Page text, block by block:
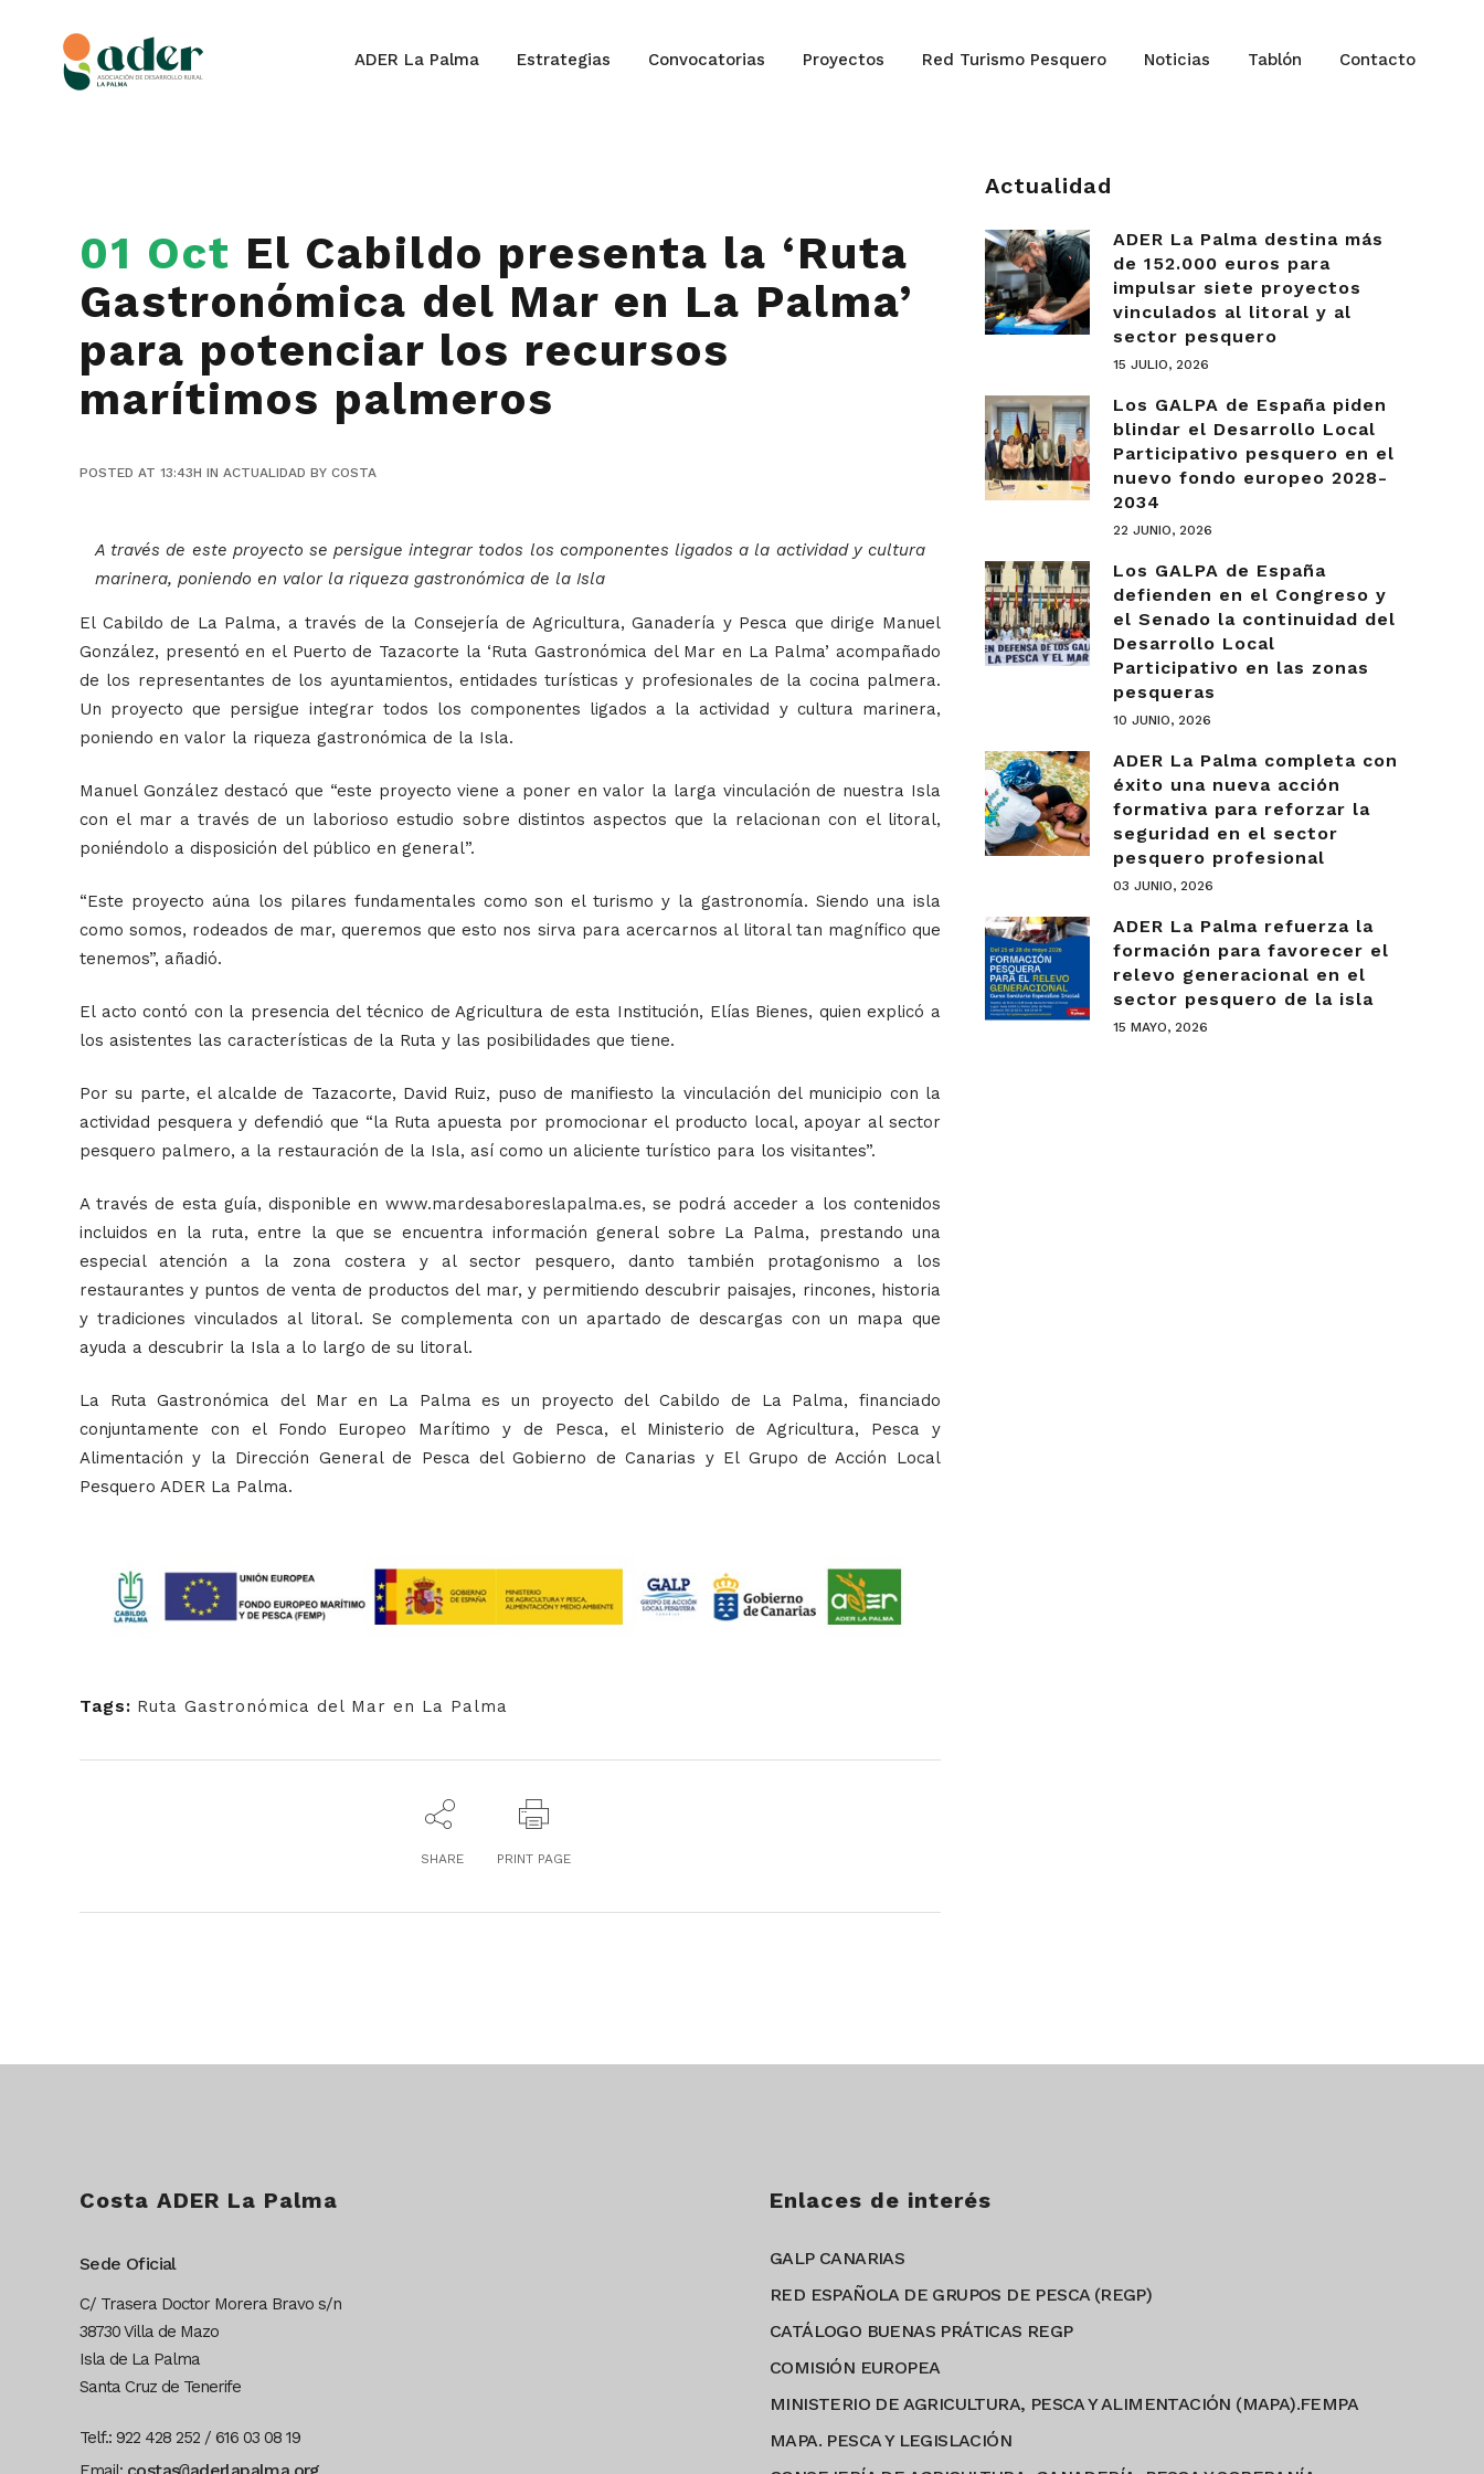
ADER La Palma Estrategias Convocatorias Proyectos Red Turismo Pesquero Noticias Tablón Contacto
01 Oct El Cabildo presenta la ‘Ruta
Gastronómica del Mar en La Palma’
para potenciar los recursos
marítimos palmeros
POSTED AT 13:43H IN ACTUALIDAD BY COSTA
A través de este proyecto se persigue integrar todos los componentes ligados a la actividad y cultura
marinera, poniendo en valor la riqueza gastronómica de la Isla
El Cabildo de La Palma, a través de la Consejería de Agricultura, Ganadería y Pesca que dirige Manuel
González, presentó en el Puerto de Tazacorte la ‘Ruta Gastronómica del Mar en La Palma’ acompañado
de los representantes de los ayuntamientos, entidades turísticas y profesionales de la cocina palmera.
Un proyecto que persigue integrar todos los componentes ligados a la actividad y cultura marinera,
poniendo en valor la riqueza gastronómica de la Isla.
Manuel González destacó que “este proyecto viene a poner en valor la larga vinculación de nuestra Isla
con el mar a través de un laborioso estudio sobre distintos aspectos que la relacionan con el litoral,
poniéndolo a disposición del público en general”.
“Este proyecto aúna los pilares fundamentales como son el turismo y la gastronomía. Siendo una isla
como somos, rodeados de mar, queremos que esto nos sirva para acercarnos al litoral tan magnífico que
tenemos”, añadió.
El acto contó con la presencia del técnico de Agricultura de esta Institución, Elías Bienes, quien explicó a
los asistentes las características de la Ruta y las posibilidades que tiene.
Por su parte, el alcalde de Tazacorte, David Ruiz, puso de manifiesto la vinculación del municipio con la
actividad pesquera y defendió que “la Ruta apuesta por promocionar el producto local, apoyar al sector
pesquero palmero, a la restauración de la Isla, así como un aliciente turístico para los visitantes”.
A través de esta guía, disponible en www.mardesaboreslapalma.es, se podrá acceder a los contenidos
incluidos en la ruta, entre la que se encuentra información general sobre La Palma, prestando una
especial atención a la zona costera y al sector pesquero, danto también protagonismo a los
restaurantes y puntos de venta de productos del mar, y permitiendo descubrir paisajes, rincones, historia
y tradiciones vinculados al litoral. Se complementa con un apartado de descargas con un mapa que
ayuda a descubrir la Isla a lo largo de su litoral.
La Ruta Gastronómica del Mar en La Palma es un proyecto del Cabildo de La Palma, financiado
conjuntamente con el Fondo Europeo Marítimo y de Pesca, el Ministerio de Agricultura, Pesca y
Alimentación y la Dirección General de Pesca del Gobierno de Canarias y El Grupo de Acción Local
Pesquero ADER La Palma.
Tags: Ruta Gastronómica del Mar en La Palma
SHARE PRINT PAGE
Actualidad
ADER La Palma destina más
de 152.000 euros para
impulsar siete proyectos
vinculados al litoral y al
sector pesquero
15 JULIO, 2026
Los GALPA de España piden
blindar el Desarrollo Local
Participativo pesquero en el
nuevo fondo europeo 2028-
2034
22 JUNIO, 2026
Los GALPA de España
defienden en el Congreso y
el Senado la continuidad del
Desarrollo Local
Participativo en las zonas
pesqueras
10 JUNIO, 2026
ADER La Palma completa con
éxito una nueva acción
formativa para reforzar la
seguridad en el sector
pesquero profesional
03 JUNIO, 2026
ADER La Palma refuerza la
formación para favorecer el
relevo generacional en el
sector pesquero de la isla
15 MAYO, 2026
Costa ADER La Palma
Sede Oficial
C/ Trasera Doctor Morera Bravo s/n
38730 Villa de Mazo
Isla de La Palma
Santa Cruz de Tenerife
Telf.: 922 428 252 / 616 03 08 19
Enlaces de interés
GALP CANARIAS
RED ESPAÑOLA DE GRUPOS DE PESCA (REGP)
CATÁLOGO BUENAS PRÁTICAS REGP
COMISIÓN EUROPEA
MINISTERIO DE AGRICULTURA, PESCA Y ALIMENTACIÓN (MAPA).FEMPA
MAPA. PESCA Y LEGISLACIÓN